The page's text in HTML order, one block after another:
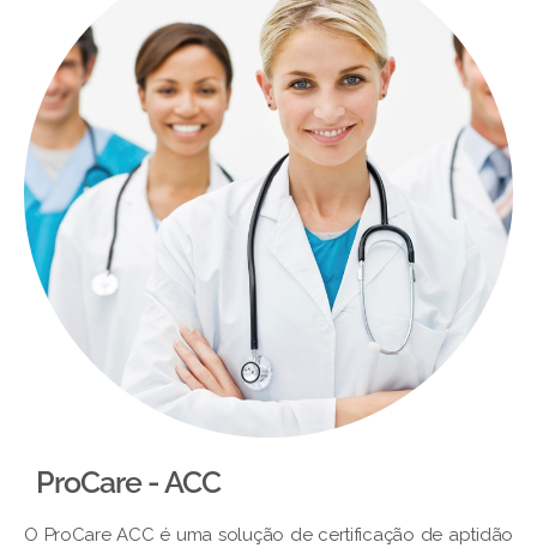
ProCare - ACC
O ProCare ACC é uma solução de certificação de aptidão